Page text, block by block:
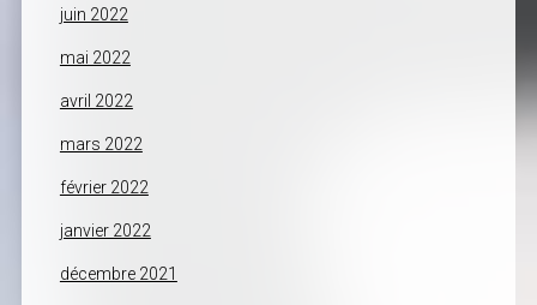
juin 2022
mai 2022
avril 2022
mars 2022
février 2022
janvier 2022
décembre 2021